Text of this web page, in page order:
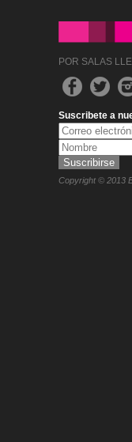
POR SALAS
Suscribete a
Copyright © 2013